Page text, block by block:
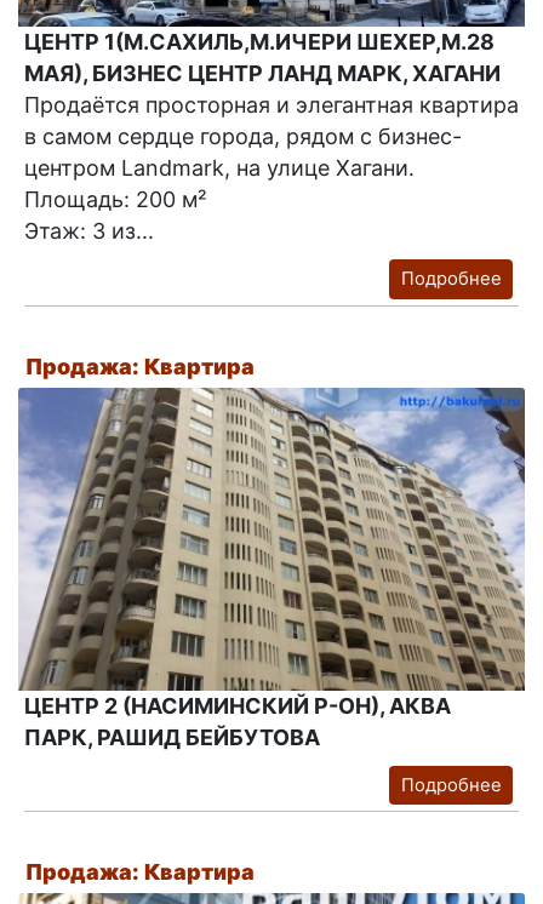
ЦЕНТР 1(М.САХИЛЬ,М.ИЧЕРИ ШЕХЕР,М.28
МАЯ), БИЗНЕС ЦЕНТР ЛАНД МАРК, ХАГАНИ
Продаётся просторная и элегантная квартира
в самом сердце города, рядом с бизнес-
центром Landmark, на улице Хагани.
Площадь: 200 м²
Этаж: 3 из...
Подробнее
Продажа: Квартира
ЦЕНТР 2 (НАСИМИНСКИЙ Р-ОН), АКВА
ПАРК, РАШИД БЕЙБУТОВА
Подробнее
Продажа: Квартира